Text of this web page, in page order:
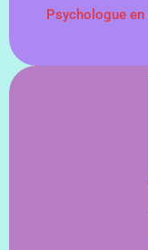
Psychologue